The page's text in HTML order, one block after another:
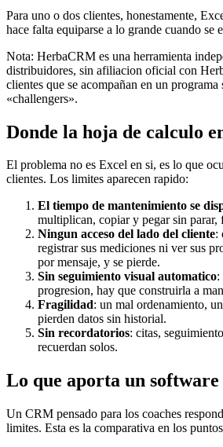
Para uno o dos clientes, honestamente,
hace falta equiparse a lo grande cuando se
Nota: HerbaCRM es una herramienta
distribuidores, sin afiliacion oficial con
clientes que se acompañan en un programa
«challengers».
Donde la hoja de calculo
El problema no es Excel en si, es lo que
clientes. Los limites aparecen rapido:
El tiempo de mantenimiento se
multiplican, copiar y pegar sin parar,
Ningun acceso del lado del cliente:
registrar sus mediciones ni ver sus
por mensaje, y se pierde.
Sin seguimiento visual automatico:
progresion, hay que construirla a
Fragilidad: un mal ordenamiento,
pierden datos sin historial.
Sin recordatorios: citas,
recuerdan solos.
Lo que aporta un software
Un CRM pensado para los coaches
limites. Esta es la comparativa en los